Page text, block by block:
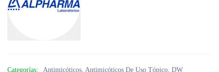
Categorías: Antimicóticos, Antimicóticos De Uso Tópico, DW